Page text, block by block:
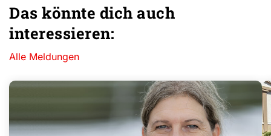
Das könnte dich auch
interessieren:
Alle Meldungen